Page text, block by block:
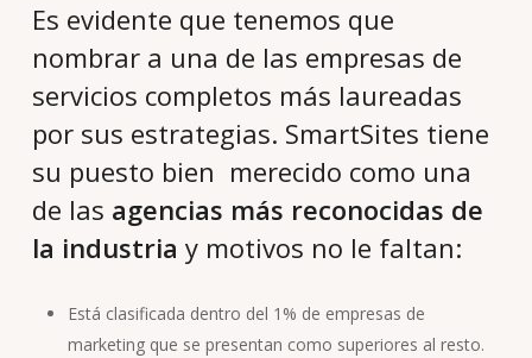
Es evidente que tenemos que
nombrar a una de las empresas de
servicios completos más laureadas
por sus estrategias. SmartSites tiene
su puesto bien merecido como una
de las agencias más reconocidas de
la industria y motivos no le faltan:
Está clasificada dentro del 1% de empresas de
marketing que se presentan como superiores al resto.